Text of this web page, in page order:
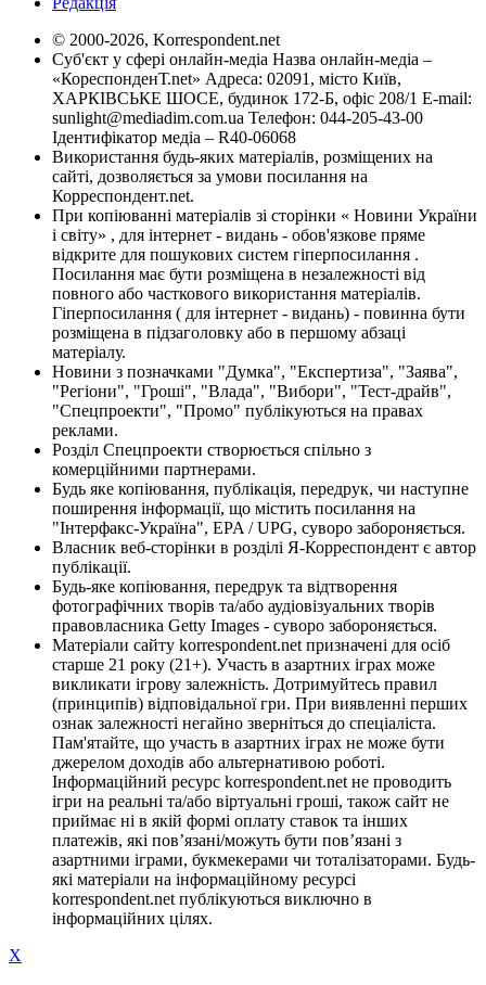
© 2000-2026, Korrespondent.net
Суб'єкт у сфері онлайн-медіа Назва онлайн-медіа –
«КореспонденТ.net» Адреса: 02091, місто Київ,
ХАРКІВСЬКЕ ШОСЕ, будинок 172-Б, офіс 208/1 E-mail:
sunlight@mediadim.com.ua Телефон: 044-205-43-00
Ідентифікатор медіа – R40-06068
Використання будь-яких матеріалів, розміщених на
сайті, дозволяється за умови посилання на
Корреспондент.net.
При копіюванні матеріалів зі сторінки « Новини України
і світу» , для інтернет - видань - обов'язкове пряме
відкрите для пошукових систем гіперпосилання .
Посилання має бути розміщена в незалежності від
повного або часткового використання матеріалів.
Гіперпосилання ( для інтернет - видань) - повинна бути
розміщена в підзаголовку або в першому абзаці
матеріалу.
Новини з позначками "Думка", "Експертиза", "Заява",
"Регіони", "Гроші", "Влада", "Вибори", "Тест-драйв",
"Спецпроекти", "Промо" публікуються на правах
реклами.
Розділ Спецпроекти створюється спільно з
комерційними партнерами.
Будь яке копіювання, публікація, передрук, чи наступне
поширення інформації, що містить посилання на
"Інтерфакс-Україна", EPA / UPG, суворо забороняється.
Власник веб-сторінки в розділі Я-Корреспондент є автор
публікації.
Будь-яке копіювання, передрук та відтворення
фотографічних творів та/або аудіовізуальних творів
правовласника Getty Images - суворо забороняється.
Матеріали сайту korrespondent.net призначені для осіб
старше 21 року (21+). Участь в азартних іграх може
викликати ігрову залежність. Дотримуйтесь правил
(принципів) відповідальної гри. При виявленні перших
ознак залежності негайно зверніться до спеціаліста.
Пам'ятайте, що участь в азартних іграх не може бути
джерелом доходів або альтернативою роботі.
Інформаційний ресурс korrespondent.net не проводить
ігри на реальні та/або віртуальні гроші, також сайт не
приймає ні в якій формі оплату ставок та інших
платежів, які пов’язані/можуть бути пов’язані з
азартними іграми, букмекерами чи тоталізаторами. Будь-
які матеріали на інформаційному ресурсі
korrespondent.net публікуються виключно в
інформаційних цілях.
X